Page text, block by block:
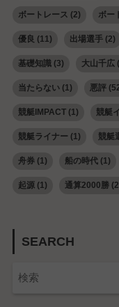
ボートレース (2) ボー
優良 (11) 出場選手(2)
基礎知識(3) 大山千広
当たらない(1) 悪評
競艇IMPACT(1) 競艇
競艇ライナー (1) 競艇
舟券(1) 船の時代(1)
起源(1) 通算2000勝
SEARCH